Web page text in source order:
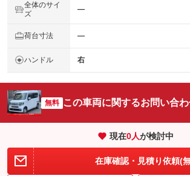
全体のサイ
ズ
―
荷台寸法 ―
ハンドル 右
無料 この車両に関するお問い合
現在0人が検討中
在庫確認・見積り依頼(